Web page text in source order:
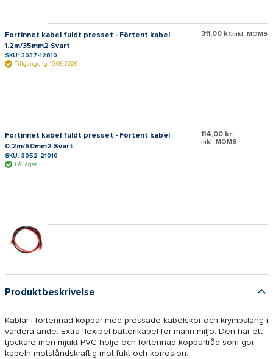
Fortinnet kabel fuldt presset - Förtent kabel
1.2m/35mm2 Svart
SKU: 3037-12810
Tillgängelig 19.08.2026
311,00 kr.inkl. MOMS
Fortinnet kabel fuldt presset - Förtent kabel
0.2m/50mm2 Svart
SKU: 3052-21010
På lager
114,00 kr.
inkl. MOMS
Produktbeskrivelse
Kablar i förtennad koppar med pressade kabelskor och krympslang i
vardera ände. Extra flexibel batterikabel för marin miljö. Den har ett
tjockare men mjukt PVC hölje och förtennad koppartråd som gör
kabeln motståndskraftig mot fukt och korrosion.